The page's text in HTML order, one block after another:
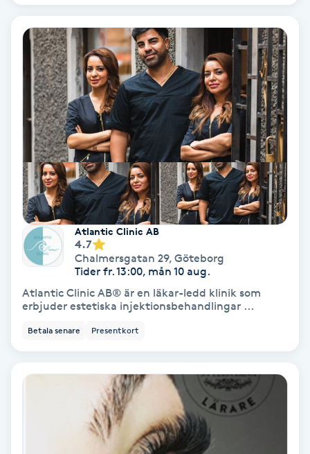
Plastikkirurgi
Powder brows
Power Yoga
PRP (Platelet Rich Plasma)
PRX-T33
Psoriasis
Rakning
Atlantic Clinic AB
4.7
Chalmersgatan 29, Göteborg
Tider fr. 13:00, mån 10 aug.
Atlantic Clinic AB® är en läkar-ledd klinik som
erbjuder estetiska injektionsbehandlingar ...
Betala senare Presentkort